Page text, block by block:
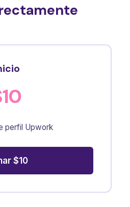
perfil Upwork
$10